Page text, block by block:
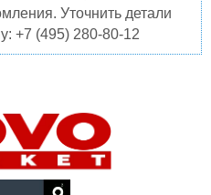
Уточнить детали
+7 (495) 280-80-12